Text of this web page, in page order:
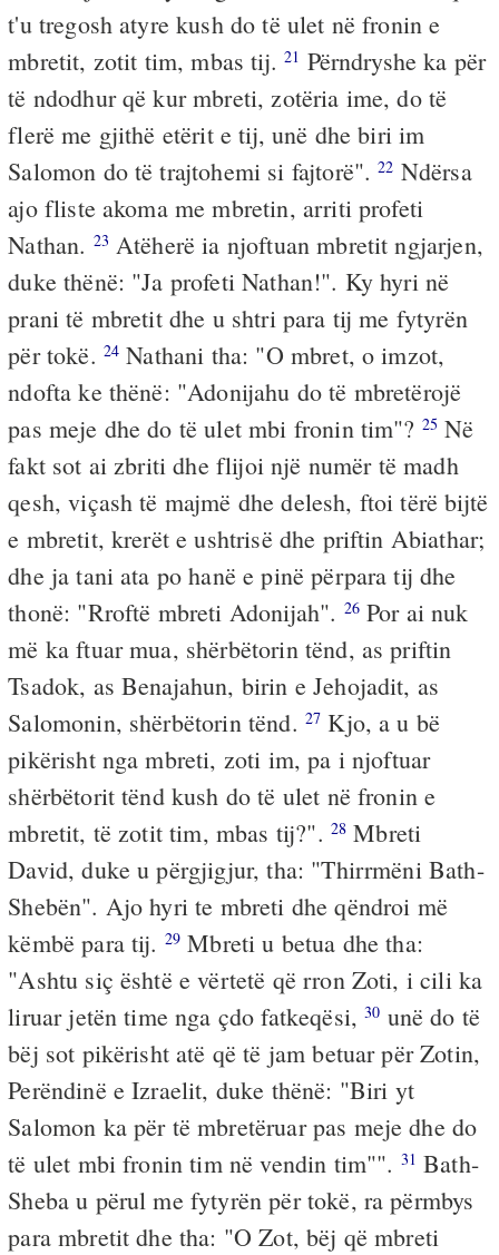
t'u tregosh atyre kush do të ulet në fronin e
mbretit, zotit tim, mbas tij.21 Përndryshe ka për
të ndodhur që kur mbreti, zotëria ime, do të
flerë me gjithë etërit e tij, unë dhe biri im
Salomon do të trajtohemi si fajtorë".22 Ndërsa
ajo fliste akoma me mbretin, arriti profeti
Nathan. 23 Atëherë ia njoftuan mbretit ngjarjen,
duke thënë: "Ja profeti Nathan!". Ky hyri në
prani të mbretit dhe u shtri para tij me fytyrën
për tokë. 24 Nathani tha: "O mbret, o imzot,
ndofta ke thënë: "Adonijahu do të mbretërojë
pas meje dhe do të ulet mbi fronin tim"? 25 Në
fakt sot ai zbriti dhe flijoi një numër të madh
qesh, viçash të majmë dhe delesh, ftoi tërë bijtë
e mbretit, krerët e ushtrisë dhe priftin Abiathar;
dhe ja tani ata po hanë e pinë përpara tij dhe
thonë: "Rroftë mbreti Adonijah". 26Por ai nuk
më ka ftuar mua, shërbëtorin tënd, as priftin
Tsadok, as Benajahun, birin e Jehojadit, as
Salomonin, shërbëtorin tënd. 27 Kjo, a u bë
pikërisht nga mbreti, zoti im, pa i njoftuar
shërbëtorit tënd kush do të ulet në fronin e
mbretit, të zotit tim, mbas tij?". 28 Mbreti
David, duke u përgjigjur, tha: "Thirrmëni Bath-
Shebën". Ajo hyri te mbreti dhe qëndroi më
këmbë para tij. 29 Mbreti u betua dhe tha:
"Ashtu siç është e vërtetë që rron Zoti, i cili ka
liruar jetën time nga çdo fatkeqësi,30 unë do të
bëj sot pikërisht atë që të jam betuar për Zotin,
Perëndinë e Izraelit, duke thënë: "Biri yt
Salomon ka për të mbretëruar pas meje dhe do
të ulet mbi fronin tim në vendin tim"". 31 Bath-
Sheba u përul me fytyrën për tokë, ra përmbys
para mbretit dhe tha: "O Zot, bëj që mbreti